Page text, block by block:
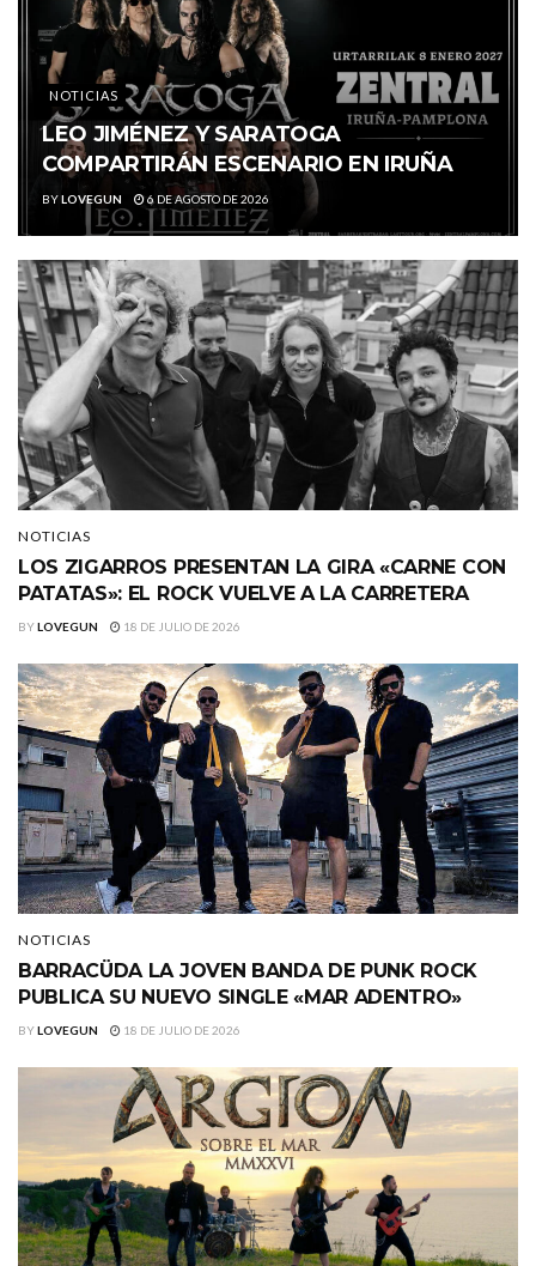
NOTICIAS
LEO JIMÉNEZ Y SARATOGA
COMPARTIRÁN ESCENARIO EN IRUÑA
BYLOVEGUN 6 DE AGOSTO DE 2026
NOTICIAS
LOS ZIGARROS PRESENTAN LA GIRA «CARNE CON
PATATAS»: EL ROCK VUELVE A LA CARRETERA
BYLOVEGUN 18 DE JULIO DE 2026
NOTICIAS
BARRACÜDA LA JOVEN BANDA DE PUNK ROCK
PUBLICA SU NUEVO SINGLE «MAR ADENTRO»
BYLOVEGUN 18 DE JULIO DE 2026